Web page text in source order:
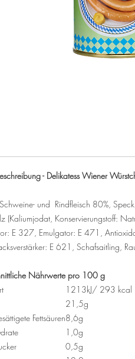
- Delikatess Wiener
Schweine- und Rindfleisch 80%,
(Kaliumjodat, Konservierungstoff:
E 327, Emulgator: E 471,
E 621, Schafsaitling,
Nährwerte pro 100 g
1213kJ/ 293 kcal
21,5g
Fettsäuren8,6g
1,0g
0,5g